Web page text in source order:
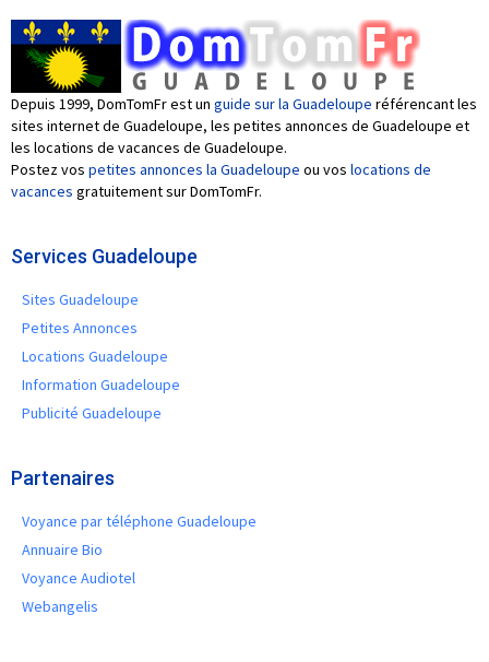
Depuis 1999, DomTomFr est un guide sur la Guadeloupe référencant les
sites internet de Guadeloupe, les petites annonces de Guadeloupe et
les locations de vacances de Guadeloupe.
Postez vos petites annonces la Guadeloupe ou vos locations de
vacances gratuitement sur DomTomFr.
Services Guadeloupe
Sites Guadeloupe
Petites Annonces
Locations Guadeloupe
Information Guadeloupe
Publicité Guadeloupe
Partenaires
Voyance par téléphone Guadeloupe
Annuaire Bio
Voyance Audiotel
Webangelis